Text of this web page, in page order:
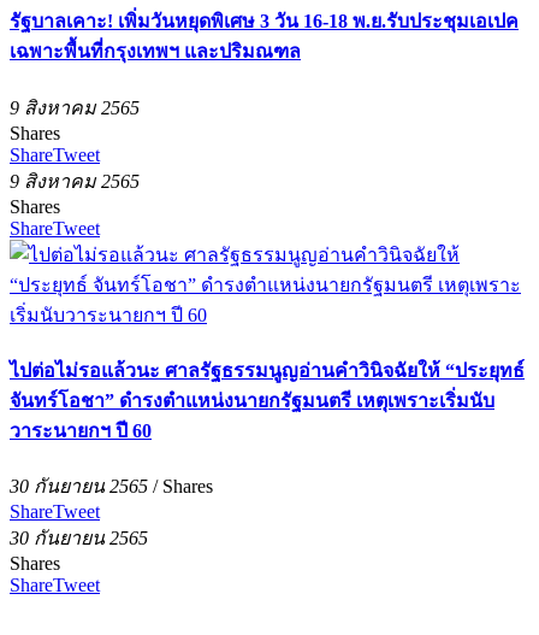
รัฐบาลเคาะ! เพิ่มวันหยุดพิเศษ 3 วัน 16-18 พ.ย.รับประชุมเอเปค
เฉพาะพื้นที่กรุงเทพฯ และปริมณฑล
9 สิงหาคม 2565
Shares
ShareTweet
9 สิงหาคม 2565
Shares
ShareTweet
ไปต่อไม่รอแล้วนะ ศาลรัฐธรรมนูญอ่านคำวินิจฉัยให้ “ประยุทธ์
จันทร์โอชา” ดำรงตำแหน่งนายกรัฐมนตรี เหตุเพราะเริ่มนับ
วาระนายกฯ ปี 60
30 กันยายน 2565 / Shares
ShareTweet
30 กันยายน 2565
Shares
ShareTweet